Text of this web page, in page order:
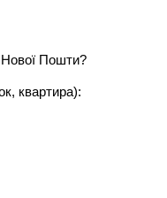
Нової Пошти?
квартира):